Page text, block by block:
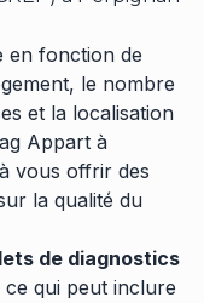
en fonction de
le nombre
et la localisation
Appart à
vous offrir des
la qualité du
de diagnostics
ce qui peut inclure